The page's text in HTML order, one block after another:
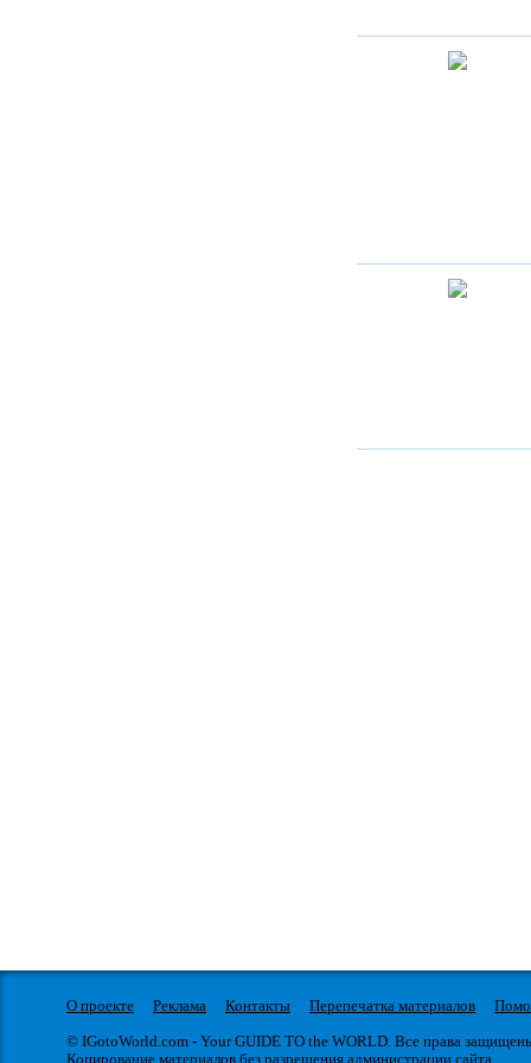
О проекте Реклама Контакты Перепечатка материалов
© IGotoWorld.com - Your GUIDE TO the WORLD. Все права
Копирование материалов без разрешения администрации сайта